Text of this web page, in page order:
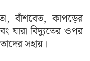
বাঁশবেত, কাপড়ের
যারা বিদ্যুতের ওপর
সহায়।